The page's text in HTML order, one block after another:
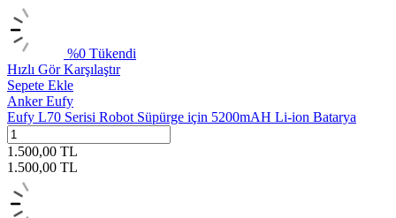
%0 Tükendi
Hızlı GörKarşılaştır
Sepete Ekle
Anker Eufy
Eufy L70 Serisi Robot Süpürge için 5200mAH Li-ion Batarya
1.500,00 TL
1.500,00 TL